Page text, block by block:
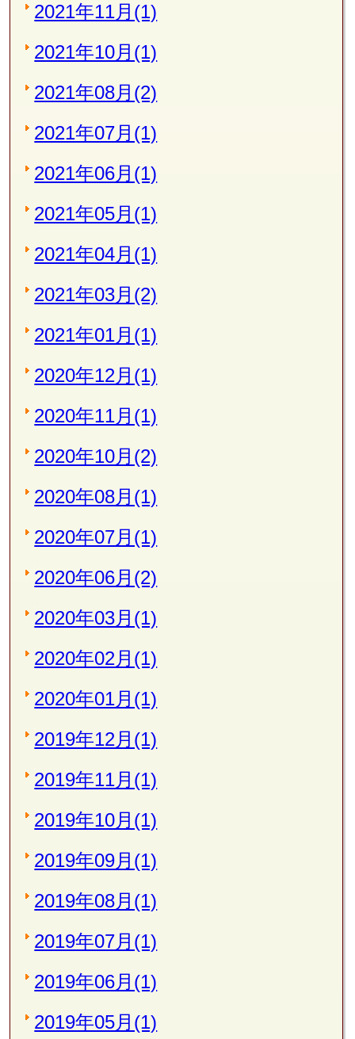
2021年11月(1)
2021年10月(1)
2021年08月(2)
2021年07月(1)
2021年06月(1)
2021年05月(1)
2021年04月(1)
2021年03月(2)
2021年01月(1)
2020年12月(1)
2020年11月(1)
2020年10月(2)
2020年08月(1)
2020年07月(1)
2020年06月(2)
2020年03月(1)
2020年02月(1)
2020年01月(1)
2019年12月(1)
2019年11月(1)
2019年10月(1)
2019年09月(1)
2019年08月(1)
2019年07月(1)
2019年06月(1)
2019年05月(1)